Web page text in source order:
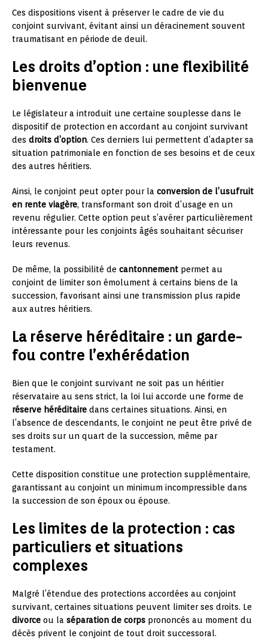
Ces dispositions visent à préserver le cadre de vie du
conjoint survivant, évitant ainsi un déracinement souvent
traumatisant en période de deuil.
Les droits d’option : une flexibilité
bienvenue
Le législateur a introduit une certaine souplesse dans le
dispositif de protection en accordant au conjoint survivant
des droits d’option. Ces derniers lui permettent d’adapter sa
situation patrimoniale en fonction de ses besoins et de ceux
des autres héritiers.
Ainsi, le conjoint peut opter pour la conversion de l’usufruit
en rente viagère, transformant son droit d’usage en un
revenu régulier. Cette option peut s’avérer particulièrement
intéressante pour les conjoints âgés souhaitant sécuriser
leurs revenus.
De même, la possibilité de cantonnement permet au
conjoint de limiter son émolument à certains biens de la
succession, favorisant ainsi une transmission plus rapide
aux autres héritiers.
La réserve héréditaire : un garde-
fou contre l’exhérédation
Bien que le conjoint survivant ne soit pas un héritier
réservataire au sens strict, la loi lui accorde une forme de
réserve héréditaire dans certaines situations. Ainsi, en
l’absence de descendants, le conjoint ne peut être privé de
ses droits sur un quart de la succession, même par
testament.
Cette disposition constitue une protection supplémentaire,
garantissant au conjoint un minimum incompressible dans
la succession de son époux ou épouse.
Les limites de la protection : cas
particuliers et situations
complexes
Malgré l’étendue des protections accordées au conjoint
survivant, certaines situations peuvent limiter ses droits. Le
divorce ou la séparation de corps prononcés au moment du
décès privent le conjoint de tout droit successoral.